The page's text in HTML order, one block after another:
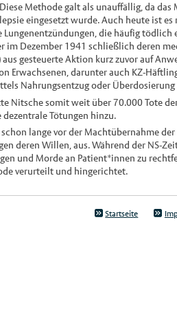
Methode galt als unauffällig, da
eingesetzt wurde. Auch heute ist
die häufig
im Dezember 1941 schließlich deren
gesteuerte Aktion kurz zuvor auf
Erwachsenen, darunter auch KZ-
Nahrungsentzug oder Überdosierung
Nitsche somit weit über 70.000 Tote
Tötungen hinzu.
lange vor der Machtübernahme
deren Willen, aus. Während der NS-
und Morde an Patient*innen zu
verurteilt und hingerichtet.
Startseite